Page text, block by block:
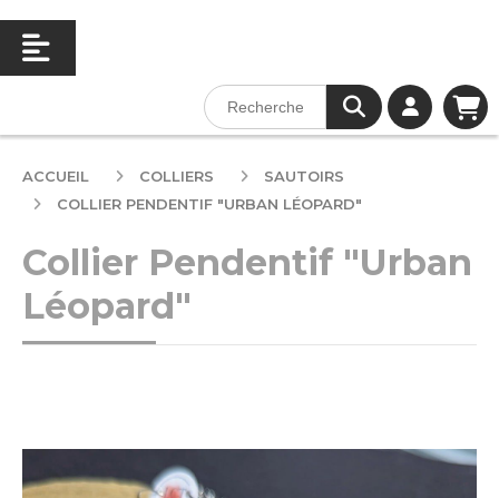
ACCUEIL COLLIERS
SAUTOIRS
COLLIER PENDENTIF "URBAN LÉOPARD"
Collier Pendentif "Urban
Léopard"